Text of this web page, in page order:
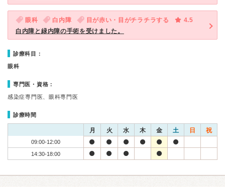
眼科 白内障 目が赤い・目がチラチラする
4.5
白内障と緑内障の手術を受けました。
診療科目：
眼科
専門医・資格：
感染症専門医、眼科専門医
診療時間
月 火 水 木 金 土 日 祝
09:00-12:00
14:30-18:00